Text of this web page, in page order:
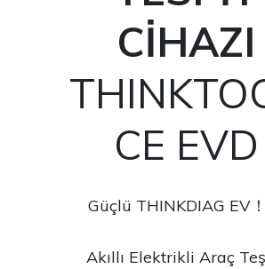
CİHAZI
CE EVD
Güçlü THINKDIAG EV
Akıllı Elektrikli Araç